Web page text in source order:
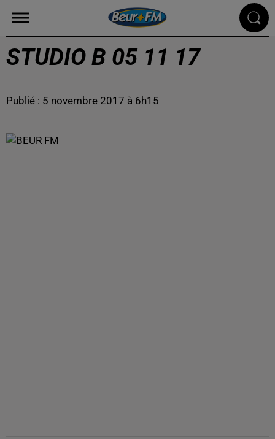
STUDIO B 05 11 17
Publié : 5 novembre 2017 à 6h15